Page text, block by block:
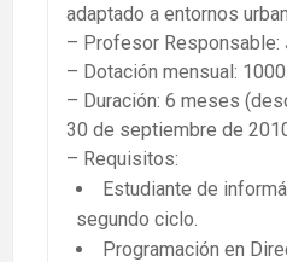
adaptado a entornos
– Profesor Responsable:
– Dotación mensual:
– Duración: 6 meses
30 de septiembre de
– Requisitos:
Estudiante de
segundo ciclo.
Programación en